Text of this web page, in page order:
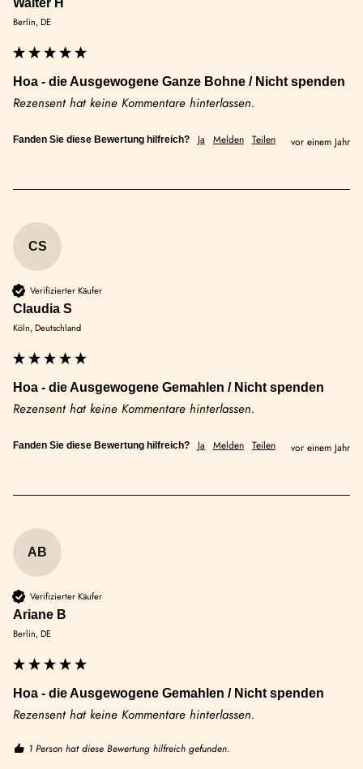
Walter H
Berlin, DE
Hoa - die Ausgewogene Ganze Bohne / Nicht spenden
Rezensent hat keine Kommentare hinterlassen.
Fanden Sie diese Bewertung hilfreich? Ja Melden Teilen vor einem Jahr
CS
Verifizierter Käufer
Claudia S
Köln, Deutschland
Hoa - die Ausgewogene Gemahlen / Nicht spenden
Rezensent hat keine Kommentare hinterlassen.
Fanden Sie diese Bewertung hilfreich? Ja Melden Teilen vor einem Jahr
AB
Verifizierter Käufer
Ariane B
Berlin, DE
Hoa - die Ausgewogene Gemahlen / Nicht spenden
Rezensent hat keine Kommentare hinterlassen.
1 Person hat diese Bewertung hilfreich gefunden.